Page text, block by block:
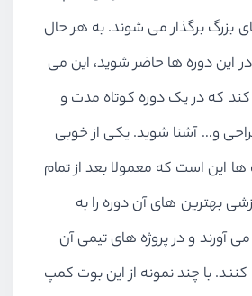
بزرگ برگذار می شوند. به هر حال
این دوره ها حاضر شوید، این می
که در یک دوره کوتاه مدت و
و… آشنا شوید. یکی از خوبی
این است که معمولا بعد از تمام
بهترین های آن دوره را به
آورند و در پروژه های تیمی آن
با چند نمونه از این بوت کمپ